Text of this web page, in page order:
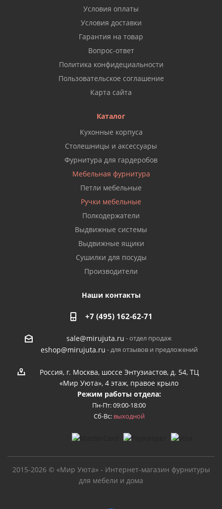
Условия оплаты
Условия доставки
Гарантия на товар
Вопрос-ответ
Политика конфидециальности
Пользовательское соглашение
Карта сайта
Каталог
Кухонные корпуса
Столешницы и аксессуары
Фурнитура для гардеробов
Мебельная фурнитура
Петли мебельные
Ручки мебельные
Полкодержатели
Выдвижные системы
Выдвижные ящики
Сушилки для посуды
Производители
Наши контакты
+7 (495) 162-62-71
sale@mirujuta.ru - отдел продаж
eshop@mirujuta.ru - для отзывов и предложений
Россия, г. Москва, шоссе Энтузиастов, д. 54, ТЦ
«Мир Уюта», 4 этаж, правое крыло
Режим работы отдела:
Пн-Пт: 09:00-18:00
Сб-Вс: выходной
2015-2026 © «Мир Уюта» - Интернет-магазин фурнитуры
для мебели и дома